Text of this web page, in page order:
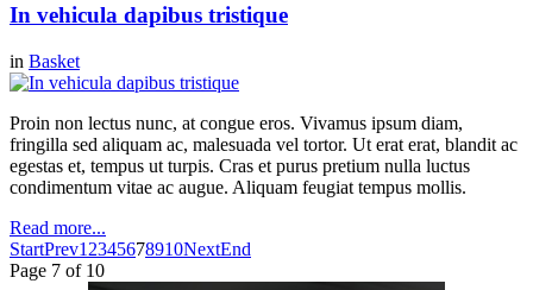
In vehicula dapibus tristique
in Basket
Proin non lectus nunc, at congue eros. Vivamus ipsum diam,
fringilla sed aliquam ac, malesuada vel tortor. Ut erat erat, blandit ac
egestas et, tempus ut turpis. Cras et purus pretium nulla luctus
condimentum vitae ac augue. Aliquam feugiat tempus mollis.
Read more...
StartPrev1 2345678910NextEnd
Page 7 of 10